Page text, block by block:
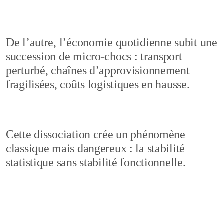
De l’autre, l’économie quotidienne subit une
succession de micro-chocs : transport
perturbé, chaînes d’approvisionnement
fragilisées, coûts logistiques en hausse.
Cette dissociation crée un phénomène
classique mais dangereux : la stabilité
statistique sans stabilité fonctionnelle.